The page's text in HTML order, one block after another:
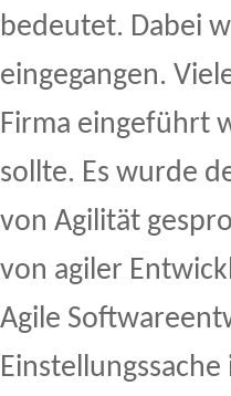
bedeutet. Dabei
eingegangen.
Firma eingeführt
sollte. Es wurde
von Agilität
von agiler
Agile